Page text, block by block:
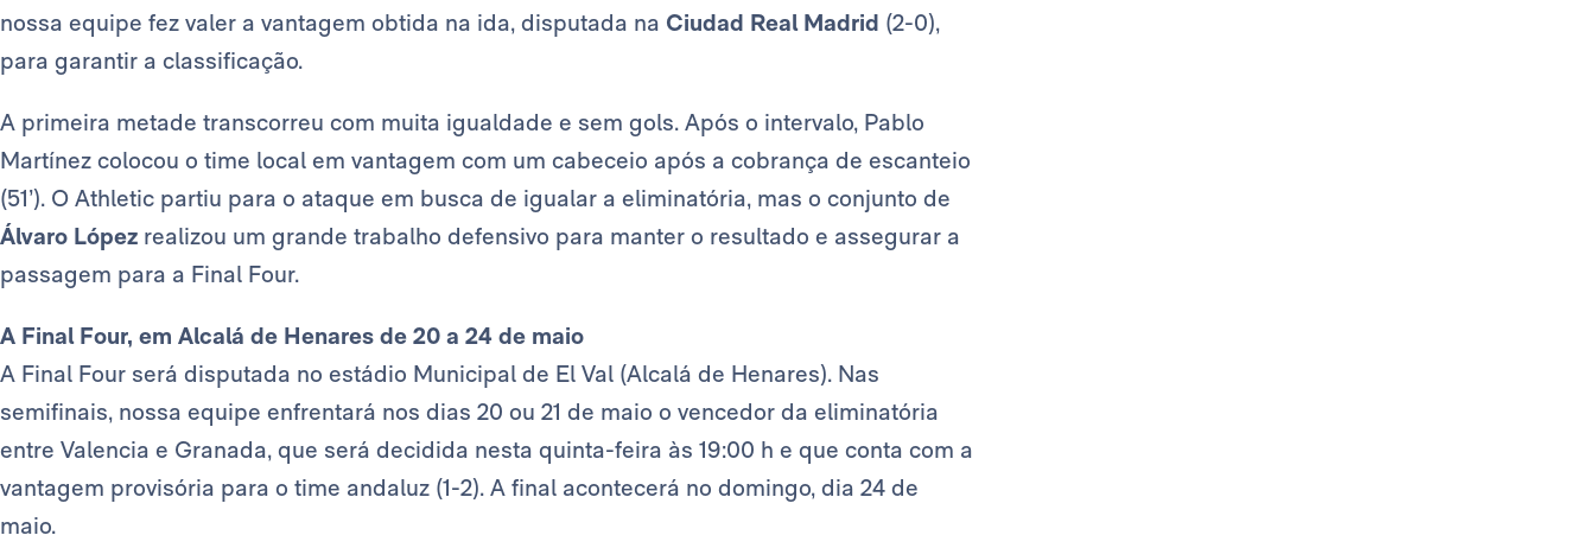
nossa equipe fez valer a vantagem obtida na ida, disputada na Ciudad Real Madrid (2-0),
para garantir a classificação.
A primeira metade transcorreu com muita igualdade e sem gols. Após o intervalo, Pablo
Martínez colocou o time local em vantagem com um cabeceio após a cobrança de escanteio
(51’). O Athletic partiu para o ataque em busca de igualar a eliminatória, mas o conjunto de
Álvaro López realizou um grande trabalho defensivo para manter o resultado e assegurar a
passagem para a Final Four.
A Final Four, em Alcalá de Henares de 20 a 24 de maio
A Final Four será disputada no estádio Municipal de El Val (Alcalá de Henares). Nas
semifinais, nossa equipe enfrentará nos dias 20 ou 21 de maio o vencedor da eliminatória
entre Valencia e Granada, que será decidida nesta quinta-feira às 19:00 h e que conta com a
vantagem provisória para o time andaluz (1-2). A final acontecerá no domingo, dia 24 de
maio.